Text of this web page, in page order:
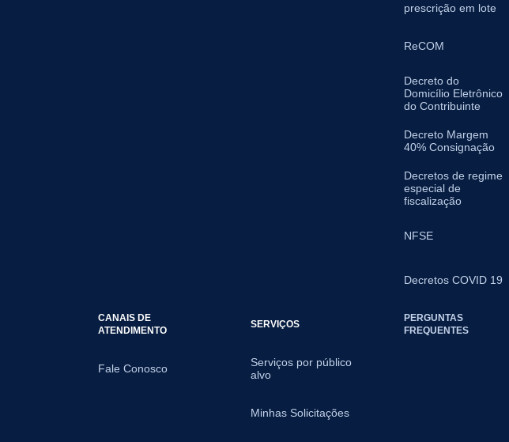
prescrição em lote
ReCOM
Decreto do
Domicílio Eletrônico
do Contribuinte
Decreto Margem
40% Consignação
Decretos de regime
especial de
fiscalização
NFSE
Decretos COVID 19
CANAIS DE
ATENDIMENTO
Fale Conosco
SERVIÇOS
Serviços por público
alvo
Minhas Solicitações
PERGUNTAS
FREQUENTES